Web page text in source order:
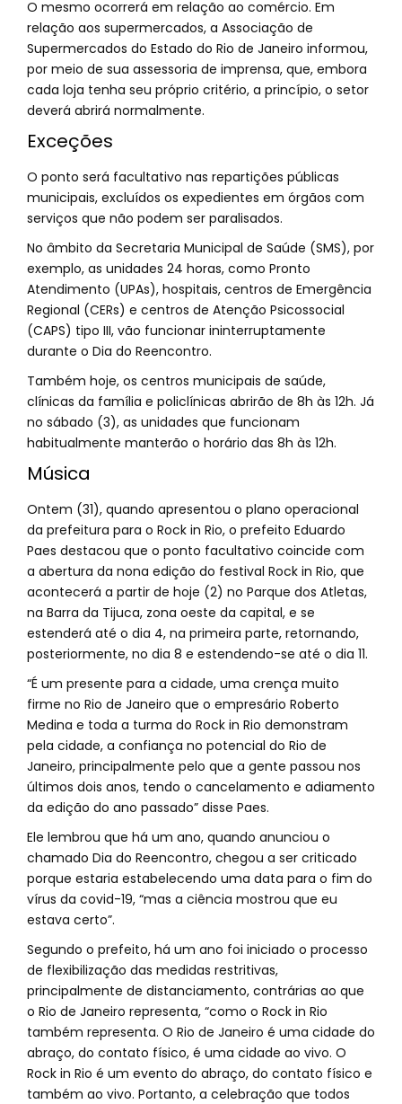
O mesmo ocorrerá em relação ao comércio. Em
relação aos supermercados, a Associação de
Supermercados do Estado do Rio de Janeiro informou,
por meio de sua assessoria de imprensa, que, embora
cada loja tenha seu próprio critério, a princípio, o setor
deverá abrirá normalmente.
Exceções
O ponto será facultativo nas repartições públicas
municipais, excluídos os expedientes em órgãos com
serviços que não podem ser paralisados.
No âmbito da Secretaria Municipal de Saúde (SMS), por
exemplo, as unidades 24 horas, como Pronto
Atendimento (UPAs), hospitais, centros de Emergência
Regional (CERs) e centros de Atenção Psicossocial
(CAPS) tipo III, vão funcionar ininterruptamente
durante o Dia do Reencontro.
Também hoje, os centros municipais de saúde,
clínicas da família e policlínicas abrirão de 8h às 12h. Já
no sábado (3), as unidades que funcionam
habitualmente manterão o horário das 8h às 12h.
Música
Ontem (31), quando apresentou o plano operacional
da prefeitura para o Rock in Rio, o prefeito Eduardo
Paes destacou que o ponto facultativo coincide com
a abertura da nona edição do festival Rock in Rio, que
acontecerá a partir de hoje (2) no Parque dos Atletas,
na Barra da Tijuca, zona oeste da capital, e se
estenderá até o dia 4, na primeira parte, retornando,
posteriormente, no dia 8 e estendendo-se até o dia 11.
“É um presente para a cidade, uma crença muito
firme no Rio de Janeiro que o empresário Roberto
Medina e toda a turma do Rock in Rio demonstram
pela cidade, a confiança no potencial do Rio de
Janeiro, principalmente pelo que a gente passou nos
últimos dois anos, tendo o cancelamento e adiamento
da edição do ano passado” disse Paes.
Ele lembrou que há um ano, quando anunciou o
chamado Dia do Reencontro, chegou a ser criticado
porque estaria estabelecendo uma data para o fim do
vírus da covid-19, “mas a ciência mostrou que eu
estava certo”.
Segundo o prefeito, há um ano foi iniciado o processo
de flexibilização das medidas restritivas,
principalmente de distanciamento, contrárias ao que
o Rio de Janeiro representa, “como o Rock in Rio
também representa. O Rio de Janeiro é uma cidade do
abraço, do contato físico, é uma cidade ao vivo. O
Rock in Rio é um evento do abraço, do contato físico e
também ao vivo. Portanto, a celebração que todos